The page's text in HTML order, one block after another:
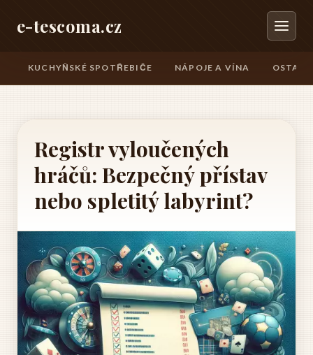
e-tescoma.cz
KUCHYŇSKÉ SPOTŘEBIČE NÁPOJE A VÍNA
Registr vyloučených
hráčů: Bezpečný přístav
nebo spletitý labyrint?